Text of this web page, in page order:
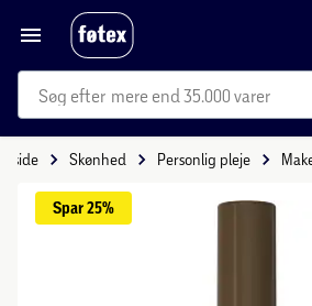
mere end 35.000 varer
Skønhed Personlig pleje
Spar 25%